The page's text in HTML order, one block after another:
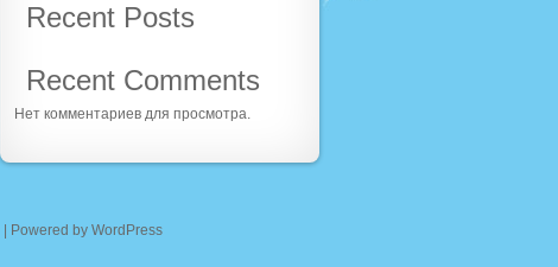
Recent Posts
Recent Comments
Нет комментариев для просмотра.
| Powered by WordPress